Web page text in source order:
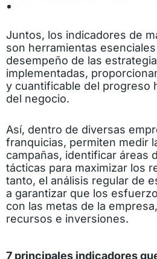
Juntos, los indicadores de
son herramientas
desempeño de las
implementadas,
y cuantificable del progreso
del negocio.
Así, dentro de diversas
franquicias, permiten medir
campañas, identificar áreas
tácticas para maximizar los
tanto, el análisis regular de
a garantizar que los
con las metas de la
recursos e inversiones.
7 principales indicadores